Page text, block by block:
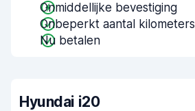
Onmiddellijke bevestiging
Onbeperkt aantal kilometers
Nu betalen
Hyundai i20